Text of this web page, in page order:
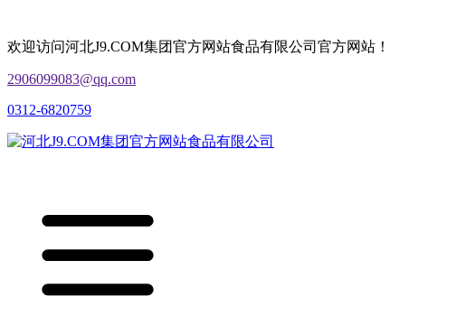
欢迎访问河北J9.COM集团官方网站食品有限公司官方网站！
2906099083@qq.com
0312-6820759